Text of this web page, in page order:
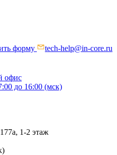
форму
tech-help@in-core.ru
офис
до 16:00 (мск)
​1-2 этаж